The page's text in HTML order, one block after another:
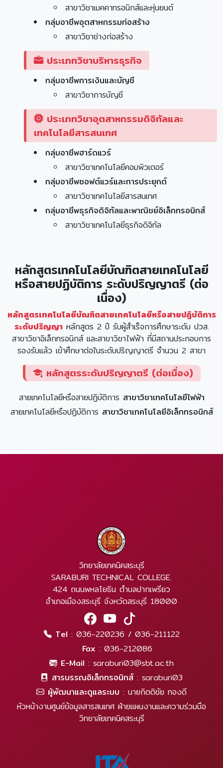
สาขาวิชาเมคคาทรอนิกส์และหุ่นยนต์
กลุ่มอาชีพอุตสาหกรรมก่อสร้าง
สาขาวิชาช่างก่อสร้าง
ประเภทวิชาบริหารธุรกิจ
กลุ่มอาชีพการเงินและบัญชี
สาขาวิชาการบัญชี
ประเภทวิชาอุตสาหกรรมดิจิทัลและ
เทคโนโลยีสารสนเทศ
กลุ่มอาชีพฮาร์ดแวร์
สาขาวิชาเทคโนโลยีคอมพิวเตอร์
กลุ่มอาชีพซอฟต์แวร์และการประยุกต์
สาขาวิชาเทคโนโลยีสารสนเทศ
กลุ่มอาชีพธุรกิจดิจิทัลและพาณิชย์อิเล็กทรอนิกส์
สาขาวิชาเทคโนโลยีธุรกิจดิจิทัล
หลักสูตรเทคโนโลยีบัณฑิตสายเทคโนโลยี
หรือสายปฏิบัติการ ระดับปริญญาตรี (ต่อ
เนื่อง)
หลักสูตรเทคโนโลยีบัณฑิตสายเทคโนโลยีหรือสายปฏิบัติการ
ระดับปริญญาหลักสูตร 2 ปี รับผู้สำเร็จการศึกษาระดับ ปวส.
สาขาวิชาอิเล็กทรอนิกส์ และสาขาวิชาไฟฟ้า ที่มีสถานประกอบการ
รองรับแล้ว เข้าศึกษาต่อในระดับปริญญาตรี จำนวน 2 สาขา
หลักสูตรระดับปริญญาตรี (ต่อเนื่อง)
สายเทคโนโลยีหรือสายปฏิบัติการ สาขาวิชาเทคโนโลยีไฟฟ้า
สายเทคโนโลยีหรือปฏิบัติการ สาขาวิชาเทคโนโลยีอิเล็กทรอนิกส์
วิทยาลัยเทคนิคสระบุรี
SARABURI TECHNICAL COLLEGE.
424 ถนนพหลโยธิน ตำบลปากเพรียว
อำเภอเมืองสระบุรี จังหวัดสระบุรี 18000
Tel : 036-220236 / 036-211122
Fax : 036-212086
E-Mail : saraburi03@sbt.ac.th
สารบรรณอิเล็กทรอนิกส์: saraburi03
ผู้พัฒนาและดูแลระบบ : นายกิตติชัย ทองดี
หัวหน้างานศูนย์ข้อมูลสารสนเทศ ฝ่ายแผนงานและความร่วมมือ
วิทยาลัยเทคนิคสระบุรี